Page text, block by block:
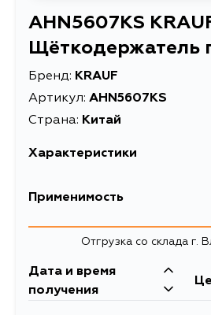
AHN5607KS
Щёткодержатель
Бренд: KRAUF
Артикул: AHN5607KS
Страна: Китай
Характеристики
Высота упаковки, мм
0.025
Объем упаковки, л
Применимость
HondaОтгрузка со склада г.
Дата и время
получения